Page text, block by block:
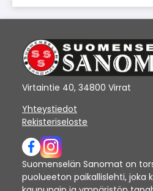
Virtaintie 40, 34800 Virrat
Yhteystiedot
Rekisteriseloste
Suomenselän Sanomat on
puolueeton paikallislehti, joka